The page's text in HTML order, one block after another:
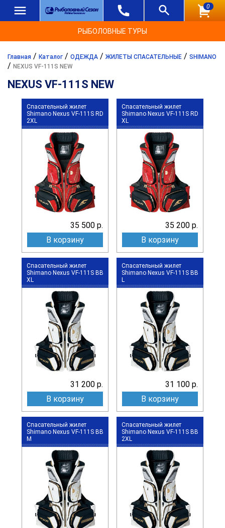
0
РЫБОЛОВНЫЕ ТУРЫ
Главная / Каталог / ОДЕЖДА / ЖИЛЕТЫ СПАСАТЕЛЬНЫЕ / SHIMANO
/ NEXUS VF-111S NEW
NEXUS VF-111S NEW
Спасательный жилет
Shimano Nexus VF-111S RD
2XL
35 500 р.
В корзину
Спасательный жилет
Shimano Nexus VF-111S RD
XL
35 200 р.
В корзину
Спасательный жилет
Shimano Nexus VF-111S BB
XL
31 200 р.
В корзину
Спасательный жилет
Shimano Nexus VF-111S BB
L
31 100 р.
В корзину
Спасательный жилет
Shimano Nexus VF-111S BB
M
Спасательный жилет
Shimano Nexus VF-111S BB
2XL